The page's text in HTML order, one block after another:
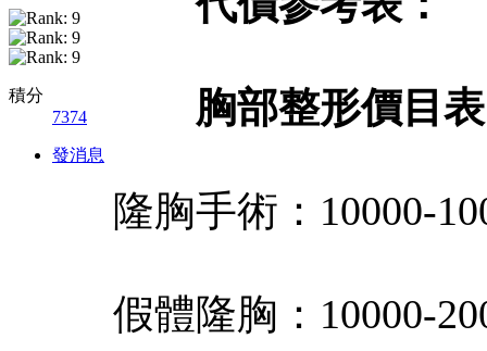
積分
7374
發消息
胸部整形價目表
隆胸手術：10000-
假體隆胸：10000-